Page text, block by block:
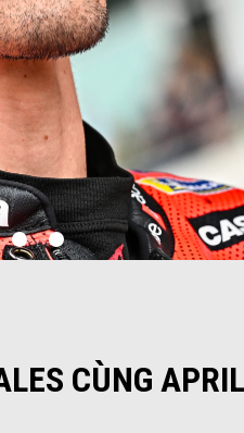
item
2
item
3
CÙNG